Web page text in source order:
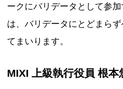
ークにバリデータとして参
は、バリデータにとどまら
てまいります。
MIXI 上級執行役員 根本